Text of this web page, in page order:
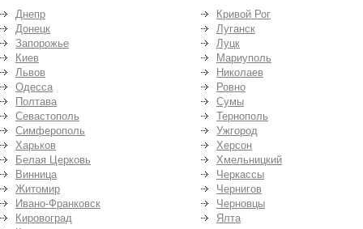
Днепр
Донецк
Запорожье
Киев
Львов
Одесса
Полтава
Севастополь
Симферополь
Харьков
Белая Церковь
Винница
Житомир
Ивано-Франковск
Кировоград
Кривой Рог
Луганск
Луцк
Мариуполь
Николаев
Ровно
Сумы
Тернополь
Ужгород
Херсон
Хмельницкий
Черкассы
Чернигов
Черновцы
Ялта